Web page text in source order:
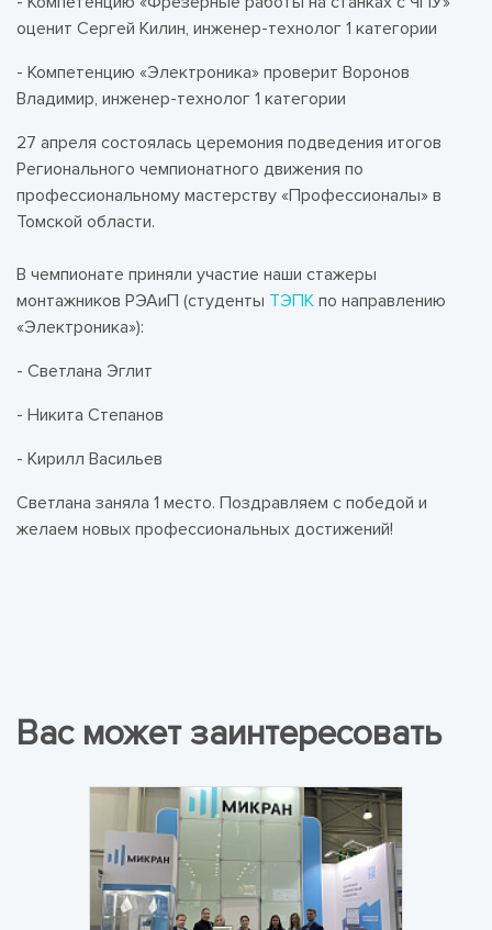
оценит Сергей Килин, инженер-технолог 1 категории
- Компетенцию «Электроника» проверит Воронов
Владимир, инженер-технолог 1 категории
27 апреля состоялась церемония подведения итогов
Регионального чемпионатного движения по
профессиональному мастерству «Профессионалы» в
Томской области.
В чемпионате приняли участие наши стажеры
монтажников РЭАиП (студенты ТЭПК по направлению
«Электроника»):
- Светлана Эглит
- Никита Степанов
- Кирилл Васильев
Светлана заняла 1 место. Поздравляем с победой и
желаем новых профессиональных достижений!
Вас может заинтересовать